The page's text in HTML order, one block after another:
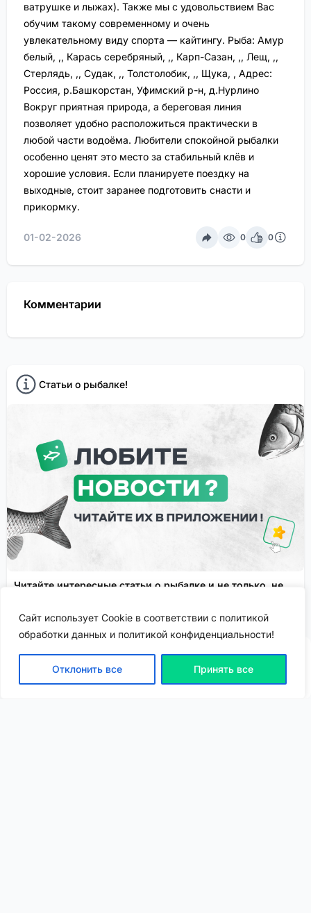
Сайт использует Cookie в соответствии с политикой
обработки данных и политикой конфиденциальности!
Отклонить все Принять все
ватрушке и лыжах). Также мы с удовольствием Вас
обучим такому современному и очень
увлекательному виду спорта — кайтингу. Рыба: Амур
белый, ,, Карась серебряный, ,, Карп-Сазан, ,, Лещ, ,,
Стерлядь, ,, Судак, ,, Толстолобик, ,, Щука, , Адрес:
Россия, р.Башкорстан, Уфимский р-н, д.Нурлино
Вокруг приятная природа, а береговая линия
позволяет удобно расположиться практически в
любой части водоёма. Любители спокойной рыбалки
особенно ценят это место за стабильный клёв и
хорошие условия. Если планируете поездку на
выходные, стоит заранее подготовить снасти и
прикормку.
01-02-2026 0 0
Комментарии
Статьи о рыбалке!
Читайте интересные статьи о рыбалке и не только, не
ВХОД | РЕГИСТРАЦИЯ